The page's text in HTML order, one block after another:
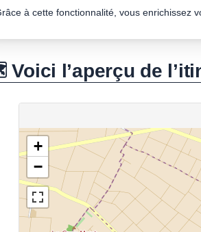
à cette fonctionnalité, vous enrichissez
l’aperçu de